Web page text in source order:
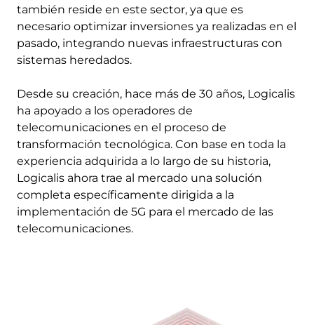
también reside en este sector, ya que es
necesario optimizar inversiones ya realizadas en el
pasado, integrando nuevas infraestructuras con
sistemas heredados.
Desde su creación, hace más de 30 años, Logicalis
ha apoyado a los operadores de
telecomunicaciones en el proceso de
transformación tecnológica. Con base en toda la
experiencia adquirida a lo largo de su historia,
Logicalis ahora trae al mercado una solución
completa específicamente dirigida a la
implementación de 5G para el mercado de las
telecomunicaciones.